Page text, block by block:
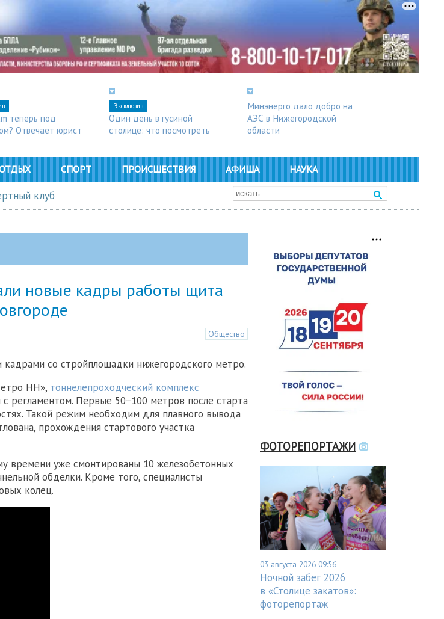
теперь под
Отвечает юрист
Эксклюзив
Один день в гусиной
столице: что посмотреть
Минэнерго дало добро на
АЭС в Нижегородской
области
СПОРТ ПРОИСШЕСТВИЯ АФИША НАУКА
клуб
новые кадры работы щита
Общество
со стройплощадки нижегородского метро.
НН», тоннелепроходческий комплекс
с регламентом. Первые 50−100 метров после старта
Такой режим необходим для плавного вывода
прохождения стартового участка
времени уже смонтированы 10 железобетонных
обделки. Кроме того, специалисты
колец.
ФОТОРЕПОРТАЖИ
03 августа 2026 09:56
Ночной забег 2026
в «Столице закатов»:
фоторепортаж